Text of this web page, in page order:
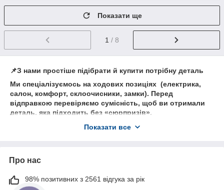
Показати ще
1 / 8
📌З нами простіше підібрати й купити потрібну деталь
Ми спеціалізуємось на ходових позиціях (електрика,
салон, комфорт, склоочисники, замки). Перед
відправкою перевіряємо сумісність, щоб ви отримали
деталь, яка підходить без «сюрпризів».
💬Як ми допомагаємо клієнтам
бюджет
Показати все
Про нас
98% позитивних з 2561 відгука за рік